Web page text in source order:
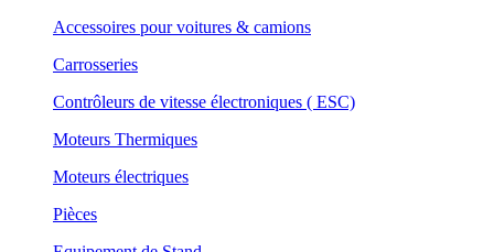
Accessoires pour voitures & camions
Carrosseries
Contrôleurs de vitesse électroniques ( ESC)
Moteurs Thermiques
Moteurs électriques
Pièces